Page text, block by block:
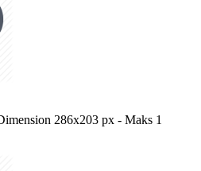
286x203 px - Maks 1